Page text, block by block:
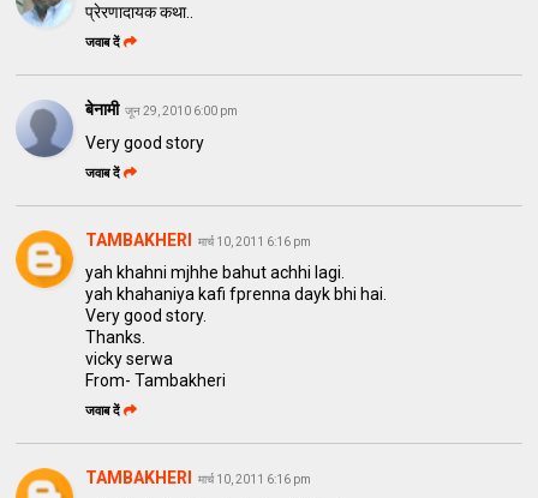
प्रेरणादायक कथा..
जवाब दें
बेनामी जून 29, 2010 6:00 pm
Very good story
जवाब दें
TAMBAKHERI मार्च 10, 2011 6:16 pm
yah khahni mjhhe bahut achhi lagi.
yah khahaniya kafi fprenna dayk bhi hai.
Very good story.
Thanks.
vicky serwa
From- Tambakheri
जवाब दें
TAMBAKHERI मार्च 10, 2011 6:16 pm